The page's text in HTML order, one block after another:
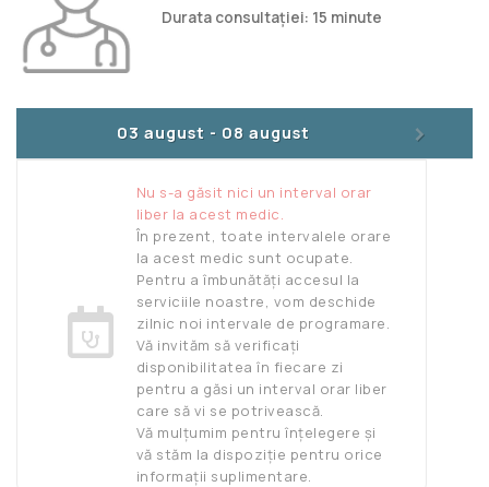
Durata consultației: 15 minute
03 august - 08 august >
Nu s-a găsit nici un interval orar
liber la acest medic.
În prezent, toate intervalele orare
la acest medic sunt ocupate.
Pentru a îmbunătăți accesul la
serviciile noastre, vom deschide
zilnic noi intervale de programare.
Vă invităm să verificați
disponibilitatea în fiecare zi
pentru a găsi un interval orar liber
care să vi se potrivească.
Vă mulțumim pentru înțelegere și
vă stăm la dispoziție pentru orice
informații suplimentare.